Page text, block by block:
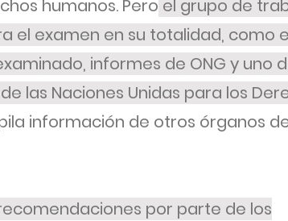
humanos. Pero el grupo de
el examen en su totalidad, como
informes de ONG y uno
las Naciones Unidas para los
información de otros órganos
por parte de los